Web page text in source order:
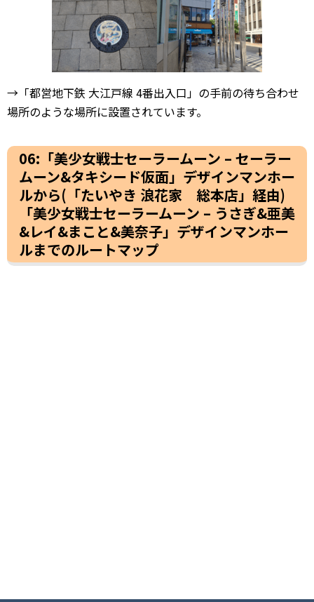
→「都営地下鉄 大江戸線 4番出入口」の手前の待ち合わせ
場所のような場所に設置されています。
06:「美少女戦士セーラームーン – セーラー
ムーン&タキシード仮面」デザインマンホー
ルから(「たいやき 浪花家 総本店」経由)
「美少女戦士セーラームーン – うさぎ&亜美
&レイ&まこと&美奈子」デザインマンホー
ルまでのルートマップ